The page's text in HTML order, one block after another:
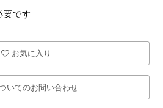
要です
お気に入り
いてのお問い合わせ